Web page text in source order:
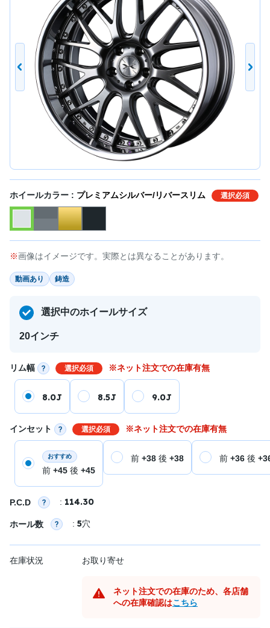
ホイールカラー : プレミアムシルバー/リバースリム 選択必須
画像はイメージです。実際とは異なることがあります。
動画あり 鋳造
選択中のホイールサイズ
20インチ
リム幅 選択必須 ※ネット注文での在庫有無
8.0J 8.5J 9.0J
インセット 選択必須 ※ネット注文での在庫有無
おすすめ
前 +45 後 +45
前 +38 後 +38 前 +36 後
P.C.D : 114.30
ホール数 : 5穴
在庫状況 お取り寄せ
ネット注文での在庫のため、各店舗
への在庫確認はこちら